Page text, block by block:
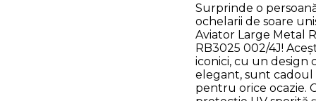
Surprinde o
ochelarii de soare
Aviator Large Metal
RB3025 002/4J!
iconici, cu un design
elegant, sunt
pentru orice ocazie.